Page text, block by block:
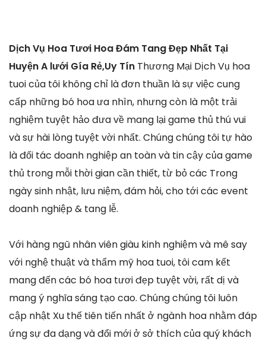
Dịch Vụ Hoa Tươi Hoa Đám Tang Đẹp Nhất Tại
Huyện A lưới Gía Rẻ,Uy Tín Thương Mại Dịch Vụ hoa
tuoi của tôi không chỉ là đơn thuần là sự việc cung
cấp những bó hoa ưa nhìn, nhưng còn là một trải
nghiệm tuyệt hảo đưa về mang lại game thủ thú vui
và sự hài lòng tuyệt vời nhất. Chúng chúng tôi tự hào
là đối tác doanh nghiệp an toàn và tin cậy của game
thủ trong mỗi thời gian cần thiết, từ bỏ các Trong
ngày sinh nhật, lưu niệm, đám hỏi, cho tới các event
doanh nghiệp & tang lễ.
Với hàng ngũ nhân viên giàu kinh nghiệm và mê say
với nghệ thuật và thẩm mỹ hoa tuoi, tôi cam kết
mang đến các bó hoa tươi đẹp tuyệt vời, rất dị và
mang ý nghĩa sáng tạo cao. Chúng chúng tôi luôn
cập nhật Xu thế tiên tiến nhất ở ngành hoa nhằm đáp
ứng sự đa dạng và đổi mới ở sở thích của quý khách